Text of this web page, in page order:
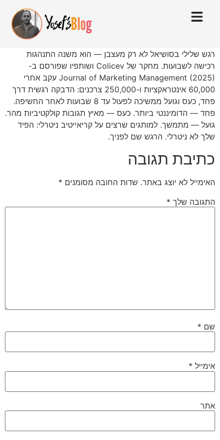
רגש שלילי בסושיאל לא רק מעצבן — הוא משנה התנהגות
רכישה לשבועות. מחקר של Colicev ושותפיו שפורסם ב-
Journal of Marketing Management (2025) עקב אחרי
60,000 אינטראקציות ו-250,000 צרכנים: הדבקה רגשית דרך
פחד, כעס וגועל ממשיכה לפעול עד 8 שבועות לאחר החשיפה.
פחד — הדומיננטי ביותר. כעס — מאיץ תגובות קולקטיביות מהר.
גועל — מתמשך. למותגים שרצים על קריאייטיב ניטרלי: הפיד
שלך לא ניטרלי. הרגש שם לפניך.
כתיבת תגובה
האימייל לא יוצג באתר. שדות החובה מסומנים *
התגובה שלך *
שם *
אימייל *
אתר